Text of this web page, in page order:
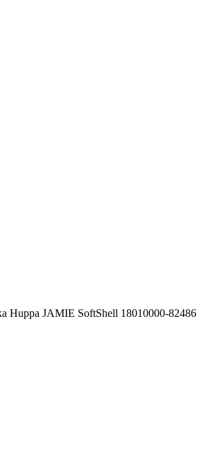
Huppa JAMIE SoftShell 18010000-82486